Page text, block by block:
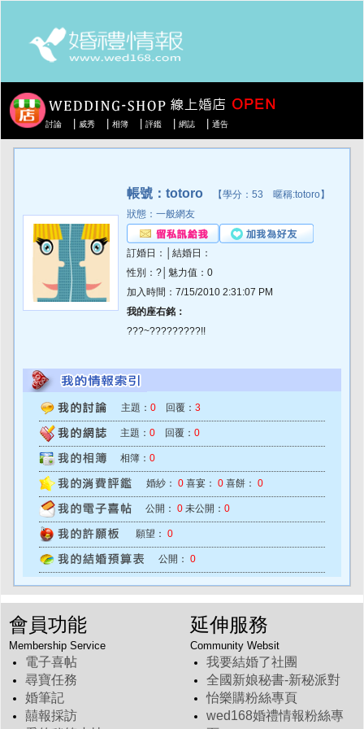
討論 威秀 相簿 評鑑 網誌 通告
帳號：totoro 【學分：53 暱稱:totoro】
狀態：一般網友
訂婚日：│結婚日：
性別：?│魅力值：0
加入時間：7/15/2010 2:31:07 PM
我的座右銘：
???~?????????!!
主題： 0 回覆： 3
主題： 0 回覆： 0
相簿： 0
婚紗： 0 喜宴： 0 喜餅： 0
公開： 0 未公開： 0
願望： 0
公開： 0
會員功能
Membership Service
電子喜帖
尋寶任務
婚筆記
囍報採訪
延伸服務
Community Websit
我要結婚了社團
全國新娘秘書-新秘派對
怡樂購粉絲專頁
wed168婚禮情報粉絲專